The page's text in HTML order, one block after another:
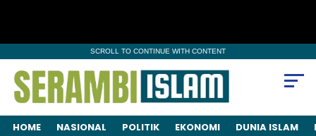
SCROLL TO CONTINUE WITH CONTENT
HOME NASIONAL POLITIK EKONOMI DUNIA ISLAM